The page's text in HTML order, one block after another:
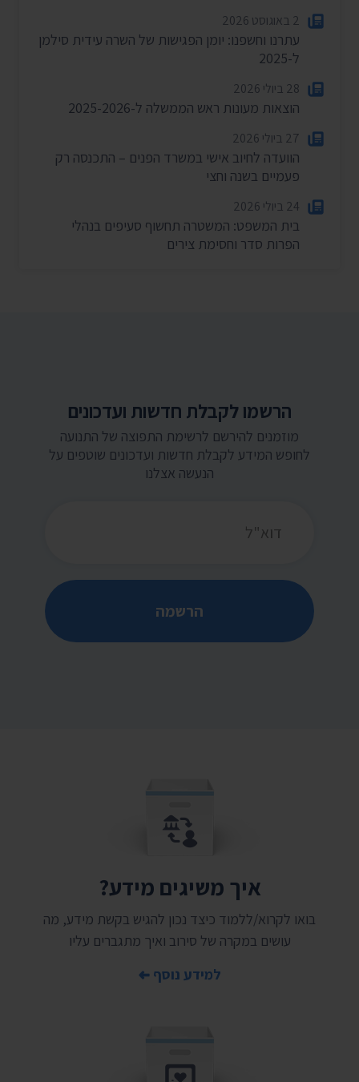
2 באוגוסט 2026
עתרנו וחשפנו: יומן הפגישות של השרה עידית סילמן
ל-2025
28 ביולי 2026
הוצאות מעונות ראש הממשלה ל-2025-2026
27 ביולי 2026
הוועדה לחיוב אישי במשרד הפנים – התכנסה רק
פעמיים בשנה וחצי
24 ביולי 2026
בית המשפט: המשטרה תחשוף סעיפים בנהלי
הפרות סדר וחסימת צירים
הרשמו לקבלת חדשות ועדכונים
מוזמנים להירשם לרשימת התפוצה של התנועה
לחופש המידע לקבלת חדשות ועדכונים שוטפים על
הנעשה אצלנו
הרשמה
איך משיגים מידע?
בואו לקרוא/ללמוד כיצד נכון להגיש בקשת מידע, מה
עושים במקרה של סירוב ואיך מתגברים עליו
למידע נוסף